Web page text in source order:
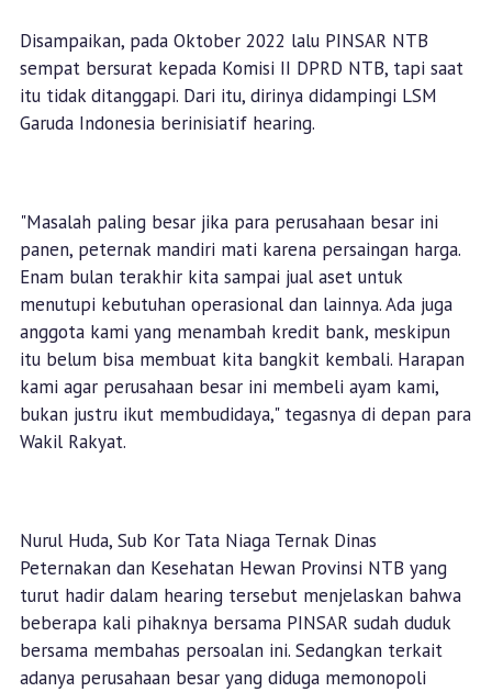
Disampaikan, pada Oktober 2022 lalu PINSAR NTB
sempat bersurat kepada Komisi II DPRD NTB, tapi saat
itu tidak ditanggapi. Dari itu, dirinya didampingi LSM
Garuda Indonesia berinisiatif hearing.
"Masalah paling besar jika para perusahaan besar ini
panen, peternak mandiri mati karena persaingan harga.
Enam bulan terakhir kita sampai jual aset untuk
menutupi kebutuhan operasional dan lainnya. Ada juga
anggota kami yang menambah kredit bank, meskipun
itu belum bisa membuat kita bangkit kembali. Harapan
kami agar perusahaan besar ini membeli ayam kami,
bukan justru ikut membudidaya," tegasnya di depan para
Wakil Rakyat.
Nurul Huda, Sub Kor Tata Niaga Ternak Dinas
Peternakan dan Kesehatan Hewan Provinsi NTB yang
turut hadir dalam hearing tersebut menjelaskan bahwa
beberapa kali pihaknya bersama PINSAR sudah duduk
bersama membahas persoalan ini. Sedangkan terkait
adanya perusahaan besar yang diduga memonopoli